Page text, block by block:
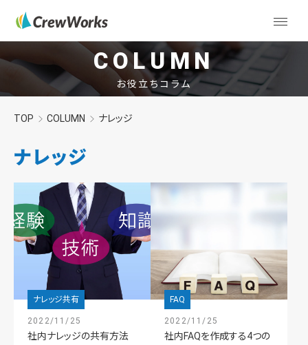
COLUMN
お役立ちコラム
TOP COLUMN ナレッジ
ナレッジ
ナレッジ共有
2022/11/25
社内ナレッジの共有方法
FAQ
2022/11/25
社内FAQを作成する4つの